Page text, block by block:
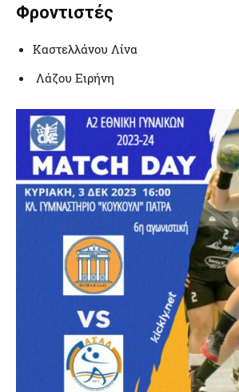
Φροντιστές
Καστελλάνου Λίνα
Λάζου Ειρήνη